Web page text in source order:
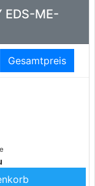
ME-
Gesamtpreis